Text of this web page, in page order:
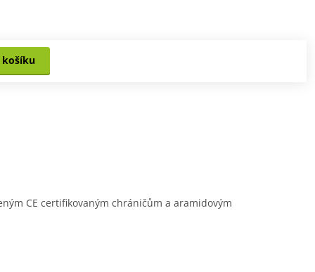
košíku
CE certifikovaným chráničům a aramidovým